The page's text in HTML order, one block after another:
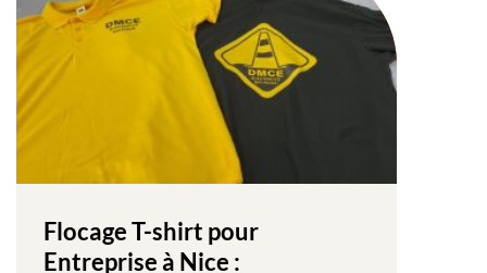
Flocage T-shirt pour
Entreprise à Nice :